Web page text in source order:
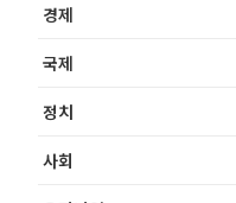
경제
국제
정치
사회